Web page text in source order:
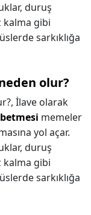
duruş
kalma gibi
sarkıklığa
olur?
İlave olarak
memeler
yol açar.
duruş
kalma gibi
sarkıklığa